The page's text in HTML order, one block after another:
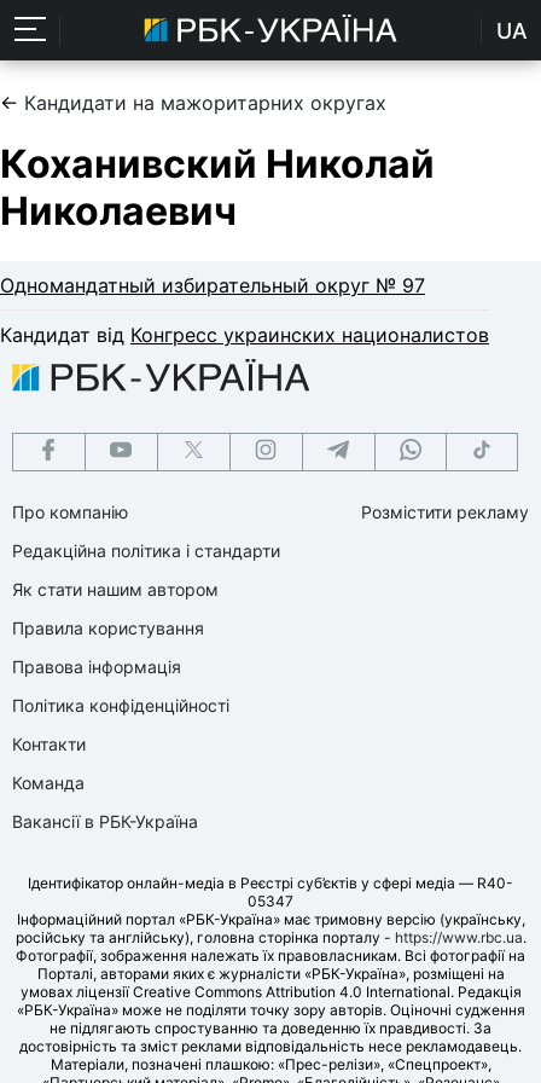
UA
← Кандидати на мажоритарних округах
Коханивский Николай
Николаевич
Одномандатный избирательный округ № 97
Кандидат від Конгресс украинских националистов
Про компанію
Редакційна політика і стандарти
Як стати нашим автором
Правила користування
Правова інформація
Політика конфіденційності
Контакти
Команда
Вакансії в РБК-Україна
Розмістити рекламу
Ідентифікатор онлайн-медіа в Реєстрі суб’єктів у сфері медіа — R40-
05347
Інформаційний портал «РБК-Україна» має тримовну версію (українську,
російську та англійську), головна сторінка порталу - https://www.rbc.ua.
Фотографії, зображення належать їх правовласникам. Всі фотографії на
Порталі, авторами яких є журналісти «РБК-Україна», розміщені на
умовах ліцензії Creative Commons Attribution 4.0 International. Редакція
«РБК-Україна» може не поділяти точку зору авторів. Оціночні судження
не підлягають спростуванню та доведенню їх правдивості. За
достовірність та зміст реклами відповідальність несе рекламодавець.
Матеріали, позначені плашкою: «Прес-релізи», «Спецпроект»,